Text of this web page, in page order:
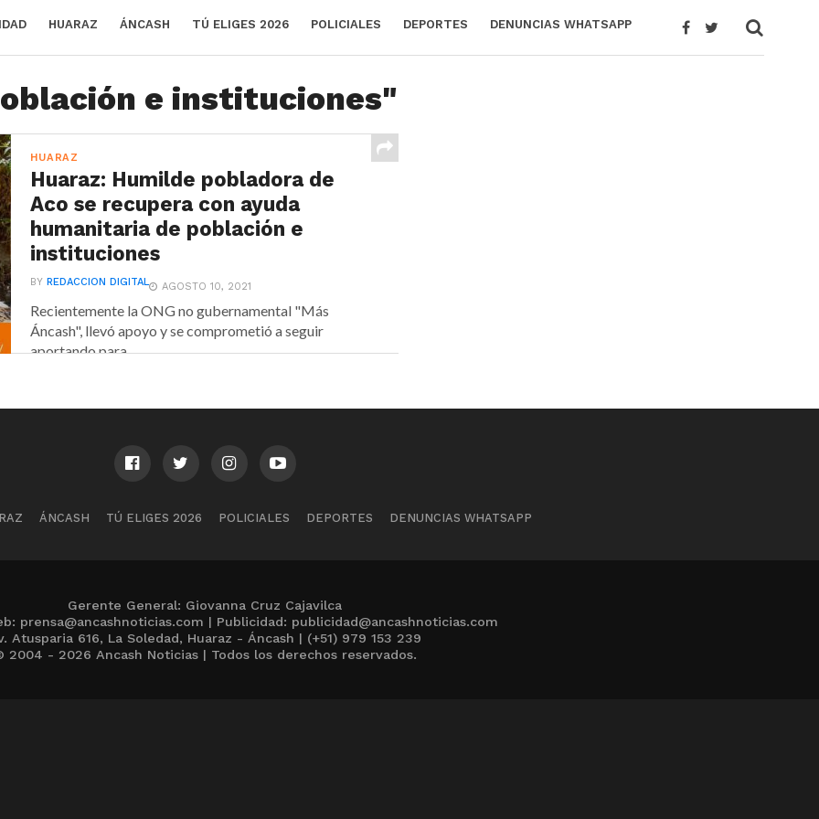
HUARAZ ÁNCASH TÚ ELIGES 2026 POLICIALES DEPORTES DENUNCIAS WHATSAPP
e instituciones"
HUARAZ
Huaraz: Humilde pobladora de
Aco se recupera con ayuda
humanitaria de población e
instituciones
BYREDACCION DIGITAL AGOSTO 10, 2021
Recientemente la ONG no gubernamental "Más
Áncash", llevó apoyo y se comprometió a seguir
aportando para...
ÁNCASH TÚ ELIGES 2026 POLICIALES DEPORTES DENUNCIAS WHATSAPP
Gerente General: Giovanna Cruz Cajavilca
prensa@ancashnoticias.com | Publicidad: publicidad@ancashnoticias.com
Atusparia 616, La Soledad, Huaraz - Áncash | (+51) 979 153 239
2004 - 2026 Ancash Noticias | Todos los derechos reservados.